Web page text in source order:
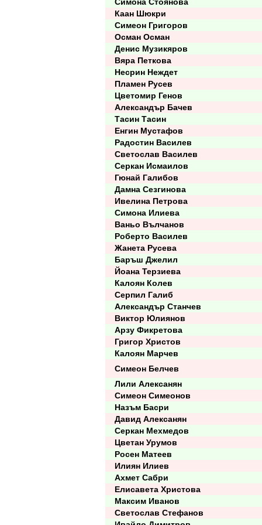
Каан Шюкри
Симеон Григоров
Осман Осман
Денис Музикяров
Вяра Петкова
Несрин Неждет
Пламен Русев
Цветомир Генов
Александър Бачев
Тасин Тасин
Енгин Мустафов
Радостин Василев
Светослав Василев
Серкан Исмаилов
Гюнай Галибов
Дамна Сезгинова
Ивелина Петрова
Симона Илиева
Ваньо Вълчанов
Роберто Василев
Жанета Русева
Баръш Джелил
Йоана Терзиева
Калоян Колев
Серпил Галиб
Александър Станчев
Виктор Юлиянов
Арзу Фикретова
Григор Христов
Калоян Марчев
Симеон Белчев
Лили Алексанян
Симеон Симеонов
Назъм Басри
Давид Алексанян
Серкан Мехмедов
Цветан Урумов
Росен Матеев
Илиян Илиев
Ахмет Сабри
Елисавета Христова
Максим Иванов
Светослав Стефанов